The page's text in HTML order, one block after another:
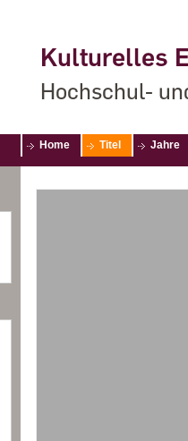
Kulturelles
Hochschul-
Home Titel Jahre